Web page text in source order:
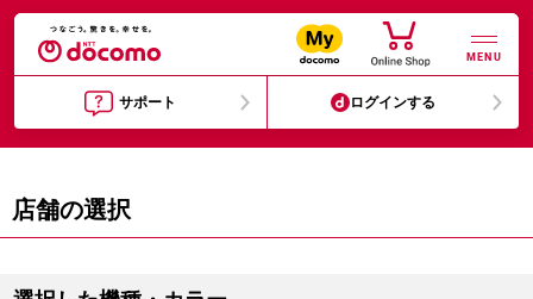
MENU
サポート ログインする
店舗の選択